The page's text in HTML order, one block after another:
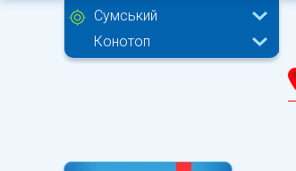
Сумський
Конотоп